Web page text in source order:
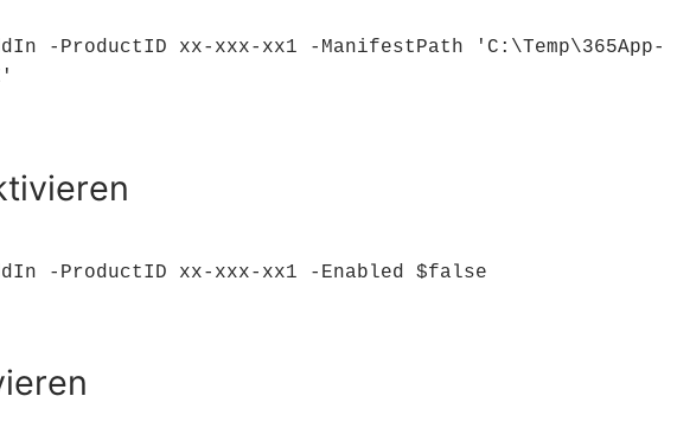
-ProductID xx-xxx-xx1 -ManifestPath 'C:\Temp\365App-
-ProductID xx-xxx-xx1 -Enabled $false